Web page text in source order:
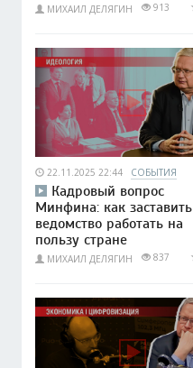
МИХАИЛ ДЕЛЯГИН 913
22.11.2025 22:44 СОБЫТИЯ
Кадровый вопрос
Минфина: как заставить
ведомство работать на
пользу стране
МИХАИЛ ДЕЛЯГИН 837